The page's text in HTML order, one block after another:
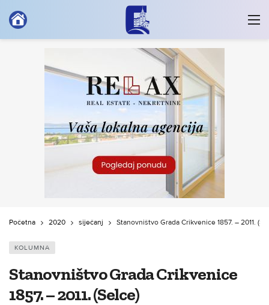
Početna 2020 siječanj Stanovništvo Grada Crikvenice 1857. – 2011.
KOLUMNA
Stanovništvo Grada Crikvenice
1857. – 2011. (Selce)